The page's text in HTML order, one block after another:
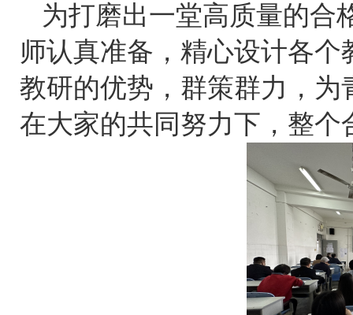
为打磨出一堂高质量的合
师认真准备，精心设计各
教研的优势，群策群力，
在大家的共同努力下，整